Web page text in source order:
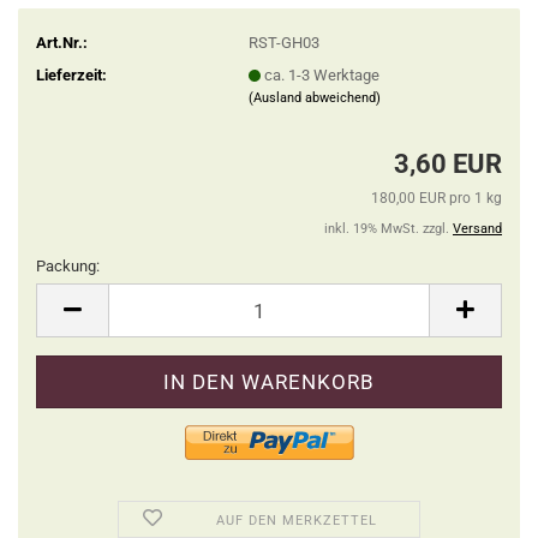
Art.Nr.:
RST-GH03
Lieferzeit:
ca. 1-3 Werktage
(Ausland abweichend)
3,60 EUR
180,00 EUR pro 1 kg
inkl. 19% MwSt. zzgl. Versand
Packung:
AUF DEN MERKZETTEL